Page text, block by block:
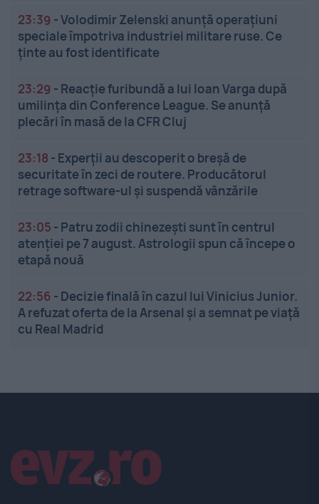
23:39 -Volodimir Zelenski anunță operațiuni
speciale împotriva industriei militare ruse. Ce
ținte au fost identificate
23:29 - Reacție furibundă a lui Ioan Varga după
umilința din Conference League. Se anunță
plecări în masă de la CFR Cluj
23:18 - Experții au descoperit o breșă de
securitate în zeci de routere. Producătorul
retrage software-ul și suspendă vânzările
23:05 - Patru zodii chinezești sunt în centrul
atenției pe 7 august. Astrologii spun că începe o
etapă nouă
22:56 - Decizie finală în cazul lui Vinicius Junior.
A refuzat oferta de la Arsenal și a semnat pe viață
cu Real Madrid
Linkuri utile